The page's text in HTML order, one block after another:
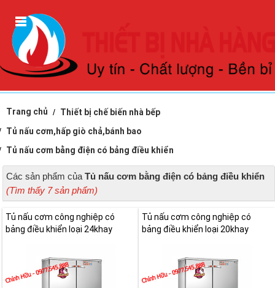
Trang chủ
Thiết bị chế biến nhà bếp
Tủ nấu cơm,hấp giò chả,bánh bao
Tủ nấu cơm bằng điện có bảng điều khiển
Các sản phẩm củaTủ nấu cơm bằng điện có bảng điều khiển
(Tìm thấy 7 sản phẩm)
Tủ nấu cơm công nghiệp có
bảng điều khiển loại 24khay
Tủ nấu cơm công nghiệp có
bảng điều khiển loại 20khay